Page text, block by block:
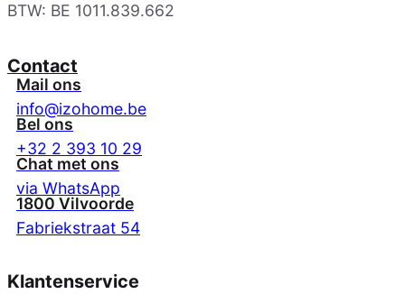
BTW: BE 1011.839.662
Contact
Mail ons
info@izohome.be
Bel ons
+32 2 393 10 29
Chat met ons
via WhatsApp
1800 Vilvoorde
Fabriekstraat 54
Klantenservice